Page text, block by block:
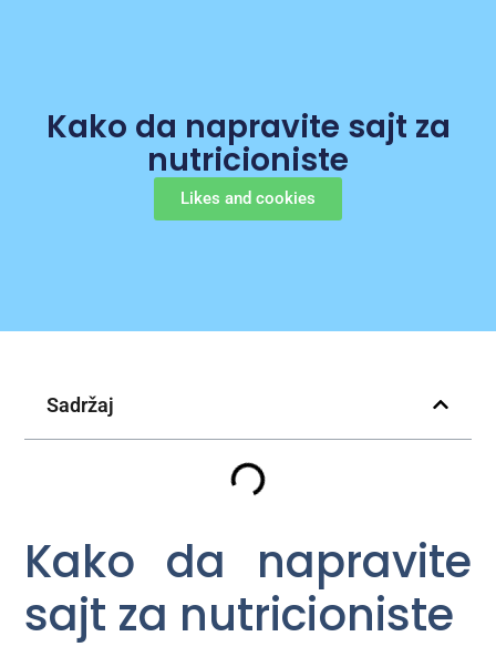
Kako da napravite sajt za
nutricioniste
Likes and cookies
Sadržaj
Kako da napravite
sajt za nutricioniste